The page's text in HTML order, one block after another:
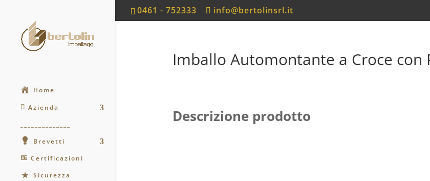
0461 - 752333
info@bertolinsrl.it
Home
Azienda
Brevetti
Certificazioni
Sicurezza
Imballo Automontante a Croce con
Descrizione prodotto